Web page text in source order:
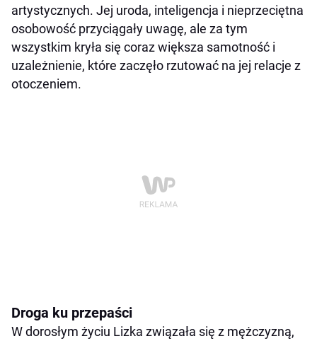
artystycznych. Jej uroda, inteligencja i nieprzeciętna
osobowość przyciągały uwagę, ale za tym
wszystkim kryła się coraz większa samotność i
uzależnienie, które zaczęło rzutować na jej relacje z
otoczeniem.
Droga ku przepaści
W dorosłym życiu Lizka związała się z mężczyzną,